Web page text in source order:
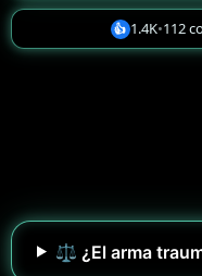
👍 1.4K•112
⚖️ ¿El arma